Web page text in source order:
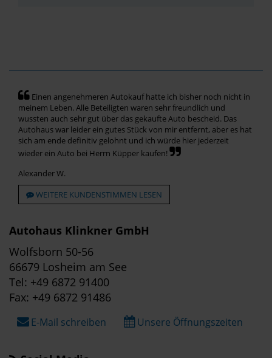
Einen angenehmeren Autokauf hatte ich bisher noch nicht in
meinem Leben. Alle Beteiligten waren sehr freundlich und
wussten auch sehr gut über das gekaufte Auto bescheid. Das
Autohaus war leider ein gutes Stück von mir entfernt, aber es hat
sich am ende definitiv gelohnt und ich würde hier jederzeit
wieder ein Auto bei Herrn Küpper kaufen!
Alexander W.
WEITERE KUNDENSTIMMEN LESEN
Autohaus Klinkner GmbH
Wolfsborn 50-56
66679 Losheim am See
Tel: +49 6872 91400
Fax: +49 6872 91486
E-Mail schreiben Unsere Öffnungszeiten